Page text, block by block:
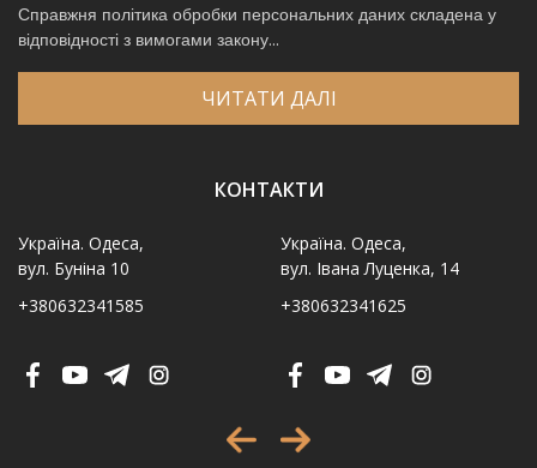
Справжня політика обробки персональних даних складена у
відповідності з вимогами закону...
ЧИТАТИ ДАЛІ
КОНТАКТИ
Україна. Одеса,
вул. Буніна 10
+380632341585
Україна. Одеса,
вул. Івана Луценка, 14
+380632341625